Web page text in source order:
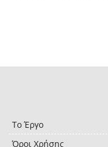
Το Έργο
Όροι Χρήσης